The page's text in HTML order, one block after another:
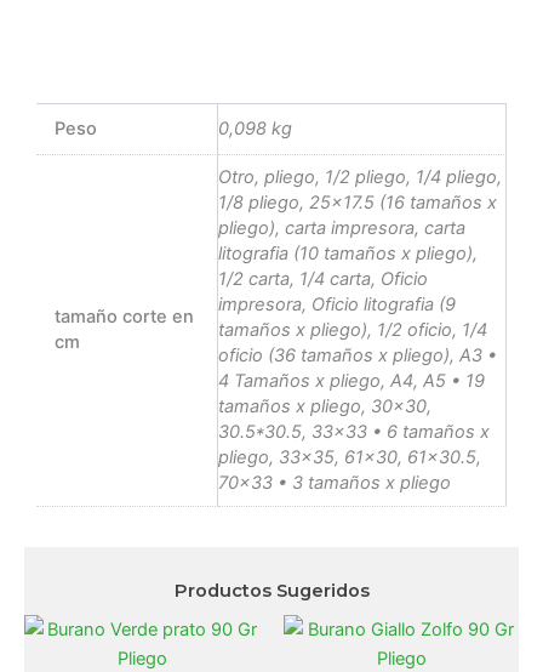
Peso 0,098 kg
tamaño corte en
cm
Otro, pliego, 1/2 pliego, 1/4 pliego,
1/8 pliego, 25×17.5 (16 tamaños x
pliego), carta impresora, carta
litografia (10 tamaños x pliego),
1/2 carta, 1/4 carta, Oficio
impresora, Oficio litografia (9
tamaños x pliego), 1/2 oficio, 1/4
oficio (36 tamaños x pliego), A3 •
4 Tamaños x pliego, A4, A5 • 19
tamaños x pliego, 30×30,
30.5*30.5, 33×33 • 6 tamaños x
pliego, 33×35, 61×30, 61×30.5,
70×33 • 3 tamaños x pliego
Productos Sugeridos